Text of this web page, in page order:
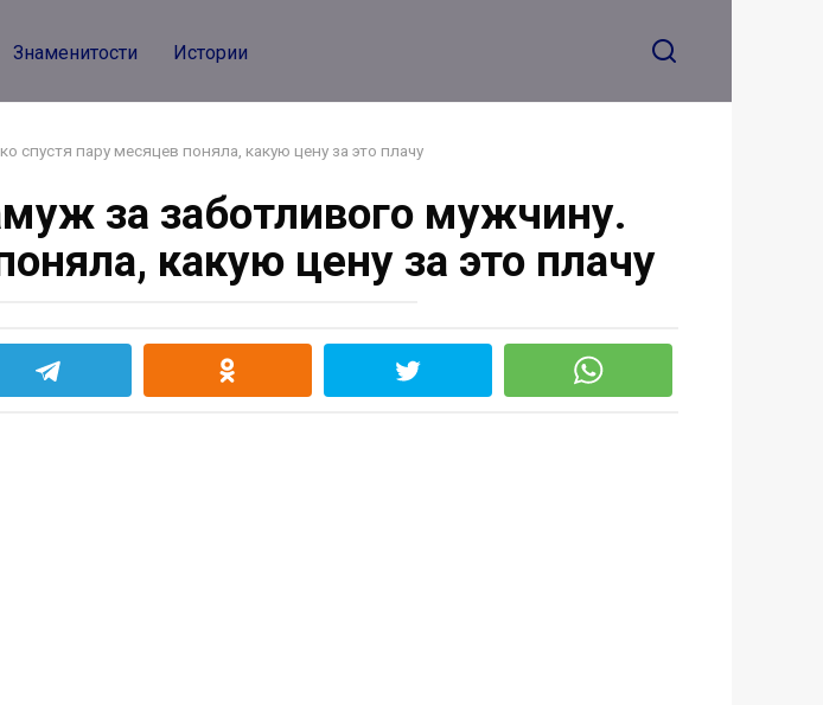
Знаменитости Истории
пару месяцев поняла, какую цену за это плачу
за заботливого мужчину.
какую цену за это плачу